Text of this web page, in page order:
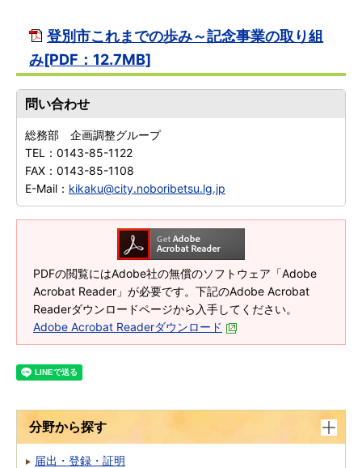
登別市これまでの歩み～記念事業の取り組
み[PDF：12.7MB]
問い合わせ
総務部 企画調整グループ
TEL： 0143-85-1122
FAX： 0143-85-1108
E-Mail： kikaku@city.noboribetsu.lg.jp
PDFの閲覧にはAdobe社の無償のソフトウェア「Adobe
Acrobat Reader」が必要です。下記のAdobe Acrobat
Readerダウンロードページから入手してください。
Adobe Acrobat Readerダウンロード
分野から探す
届出・登録・証明